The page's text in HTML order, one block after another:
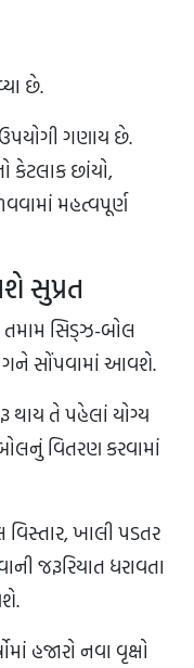
છે.
ગણાય છે.
કેટલાક છાંયો,
મહત્વપૂર્ણ
સુપ્રત
તમામ સિડ્ઝ-બોલ
સોંપવામાં આવશે.
થાય તે પહેલાં યોગ્ય
વિતરણ કરવામાં
ખાલી પડતર
જરૂરિયાત ધરાવતા
હજારો નવા વૃક્ષો